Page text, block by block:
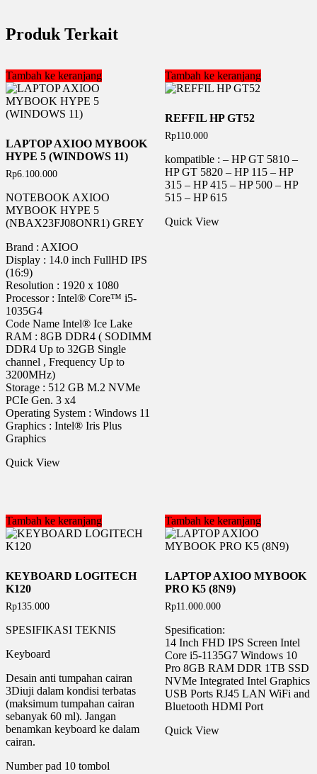
Produk Terkait
Tambah ke keranjang
LAPTOP AXIOO MYBOOK
HYPE 5 (WINDOWS 11)
Rp6.100.000
NOTEBOOK AXIOO
MYBOOK HYPE 5
(NBAX23FJ08ONR1) GREY
Brand : AXIOO
Display : 14.0 inch FullHD IPS
(16:9)
Resolution : 1920 x 1080
Processor : Intel® Core™ i5-
1035G4
Code Name Intel® Ice Lake
RAM : 8GB DDR4 ( SODIMM
DDR4 Up to 32GB Single
channel , Frequency Up to
3200MHz)
Storage : 512 GB M.2 NVMe
PCIe Gen. 3 x4
Operating System : Windows 11
Graphics : Intel® Iris Plus
Graphics
Quick View
Tambah ke keranjang
REFFIL HP GT52
Rp110.000
kompatible : – HP GT 5810 –
HP GT 5820 – HP 115 – HP
315 – HP 415 – HP 500 – HP
515 – HP 615
Quick View
Tambah ke keranjang
KEYBOARD LOGITECH
K120
Rp135.000
SPESIFIKASI TEKNIS
Keyboard
Desain anti tumpahan cairan
3Diuji dalam kondisi terbatas
(maksimum tumpahan cairan
sebanyak 60 ml). Jangan
benamkan keyboard ke dalam
cairan.
Number pad 10 tombol
Tambah ke keranjang
LAPTOP AXIOO MYBOOK
PRO K5 (8N9)
Rp11.000.000
Spesification:
14 Inch FHD IPS Screen Intel
Core i5-1135G7 Windows 10
Pro 8GB RAM DDR 1TB SSD
NVMe Integrated Intel Graphics
USB Ports RJ45 LAN WiFi and
Bluetooth HDMI Port
Quick View